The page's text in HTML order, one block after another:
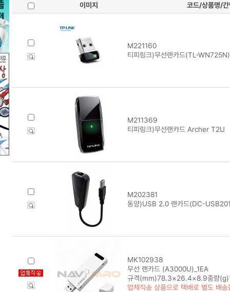
이미지 코드/상품명/간
M221160
티피링크)무선랜카드(TL-WN725N)
M211369
티피링크)무선랜카드 Archer T2U
M202381
동양)USB 2.0 랜카드(DC-
MK102938
무선 랜카드 (A3000U)_1EA
규격(mm)78.3×26.4×8.9중량
업체직송 상품으로 택배로 별도 배송